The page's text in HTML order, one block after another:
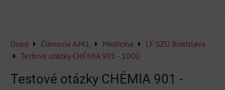
Úvod Členovia A.M.L Medicína
LF SZU Bratislava
Testové otázky CHÉMIA 901 - 1000
Testové otázky CHÉMIA 901 -